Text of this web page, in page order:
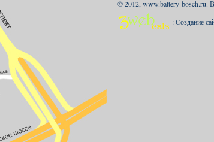
© 2012, www.battery-bosch.ru.
: Cоздание